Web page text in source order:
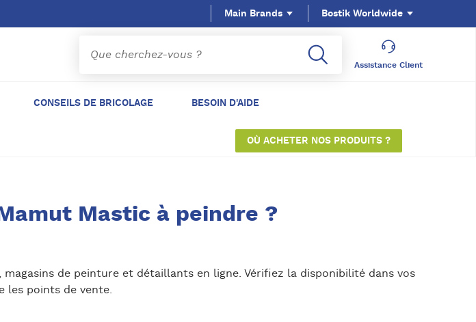
Assistance Client
Bostik Worldwide
CONSEILS DE BRICOLAGE BESOIN D'AIDE
OÙ ACHETER NOS PRODUITS ?
Main Brands
Mastic à peindre ?
de peinture et détaillants en ligne. Vérifiez la disponibilité dans vos
les points de vente.